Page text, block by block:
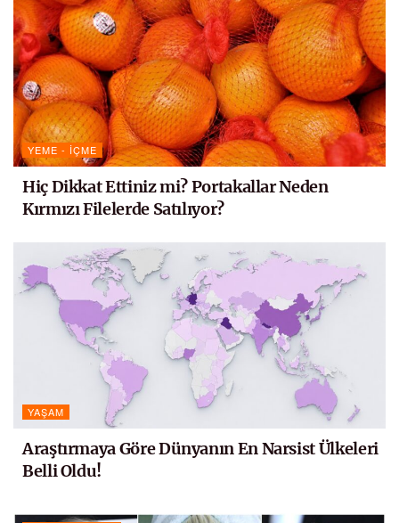
YEME - İÇME
Hiç Dikkat Ettiniz mi? Portakallar Neden
Kırmızı Filelerde Satılıyor?
YAŞAM
Araştırmaya Göre Dünyanın En Narsist Ülkeleri
Belli Oldu!